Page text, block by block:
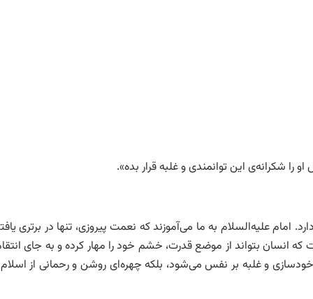
این توانمندی و غلبه قرار بده».
امام علیه‌السلام به ما می‌آموزند که نعمت پیروزی، تنها در برتری
انسان بتواند از موضع قدرت، خشم خود را مهار کرده و به جای
و غلبه بر نفس می‌شود، بلکه چهره‌ای روشن و رحمانی از